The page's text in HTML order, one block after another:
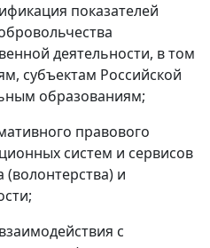
показателей
деятельности, в том
субъектам Российской
образованиям;
правового
систем и сервисов
(волонтерства) и
с